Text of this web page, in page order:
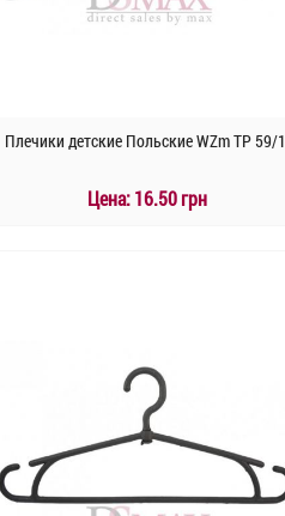
Плечики детские Польские WZm TP 59/1
Цена:16.50 грн